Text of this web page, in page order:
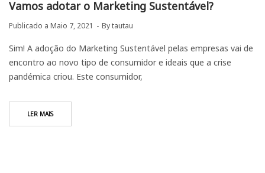
Vamos adotar o Marketing Sustentável?
Publicado a Maio 7, 2021 Bytautau
Sim! A adoção do Marketing Sustentável pelas empresas vai de
encontro ao novo tipo de consumidor e ideais que a crise
pandémica criou. Este consumidor,
LER MAIS